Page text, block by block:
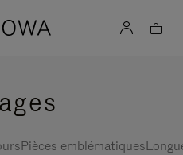
Pièces emblématiques